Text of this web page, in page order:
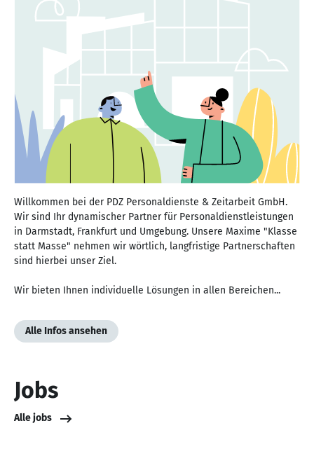
Willkommen bei der PDZ Personaldienste & Zeitarbeit GmbH.
Wir sind Ihr dynamischer Partner für Personaldienstleistungen
in Darmstadt, Frankfurt und Umgebung. Unsere Maxime "Klasse
statt Masse" nehmen wir wörtlich, langfristige Partnerschaften
sind hierbei unser Ziel.
Wir bieten Ihnen individuelle Lösungen in allen Bereichen...
Alle Infos ansehen
Jobs
Alle jobs